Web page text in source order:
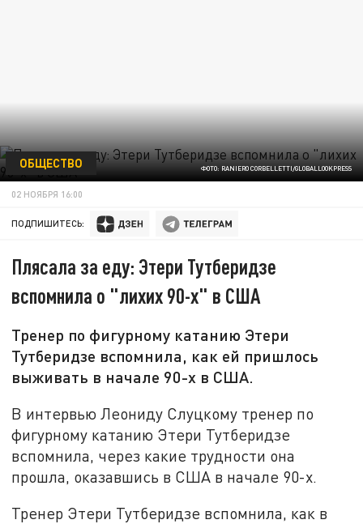
ФОТО: RANIERO CORBELLETTI/GLOBALLOOKPRESS
ОБЩЕСТВО
02 НОЯБРЯ 16:00
ПОДПИШИТЕСЬ:
Плясала за еду: Этери Тутберидзе
вспомнила о "лихих 90-х" в США
Тренер по фигурному катанию Этери
Тутберидзе вспомнила, как ей пришлось
выживать в начале 90-х в США.
В интервью Леониду Слуцкому тренер по
фигурному катанию Этери Тутберидзе
вспомнила, через какие трудности она
прошла, оказавшись в США в начале 90-х.
Тренер Этери Тутберидзе вспомнила, как в